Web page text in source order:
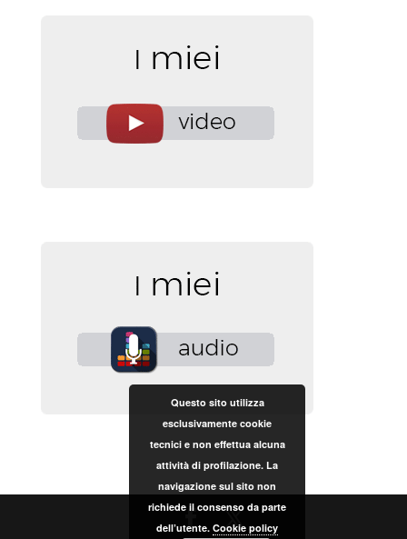
Questo sito utilizza
esclusivamente cookie
tecnici e non effettua alcuna
attività di profilazione. La
navigazione sul sito non
richiede il consenso da parte
dell’utente. Cookie policy